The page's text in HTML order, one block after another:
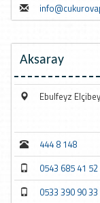
Aksaray
Ebulfeyz
444 8 148
0543 685 41 52
0533 390 90 33